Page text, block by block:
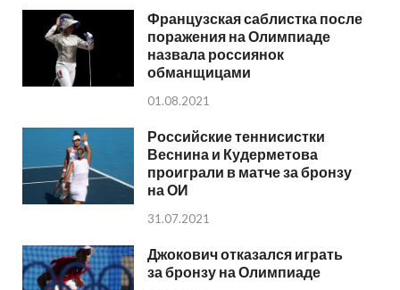
Французская саблистка после
поражения на Олимпиаде
назвала россиянок
обманщицами
01.08.2021
Российские теннисистки
Веснина и Кудерметова
проиграли в матче за бронзу
на ОИ
31.07.2021
Джокович отказался играть
за бронзу на Олимпиаде